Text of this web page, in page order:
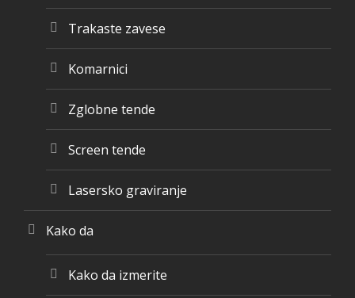
Trakaste zavese
Komarnici
Zglobne tende
Screen tende
Lasersko graviranje
Kako da
Kako da izmerite